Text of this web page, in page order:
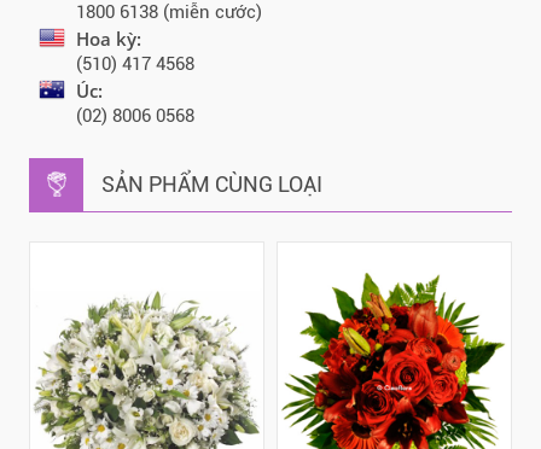
1800 6138 (miễn cước)
Hoa kỳ:
(510) 417 4568
Úc:
(02) 8006 0568
SẢN PHẨM CÙNG LOẠI